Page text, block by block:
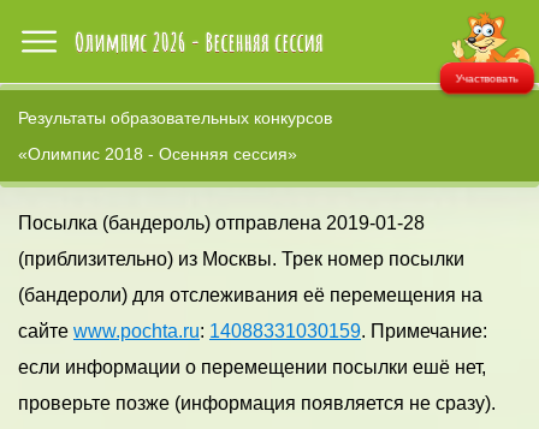
Участвовать
Результаты образовательных конкурсов
«Олимпис 2018 - Осенняя сессия»
Посылка (бандероль) отправлена 2019-01-28
(приблизительно) из Москвы. Трек номер посылки
(бандероли) для отслеживания её перемещения на
сайте www.pochta.ru: 14088331030159. Примечание:
если информации о перемещении посылки ешё нет,
проверьте позже (информация появляется не сразу).